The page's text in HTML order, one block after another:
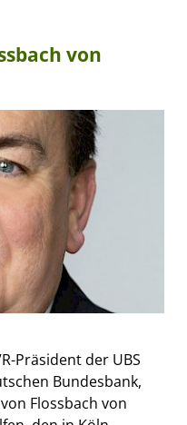
von
Präsident der UBS
Bundesbank,
Flossbach von